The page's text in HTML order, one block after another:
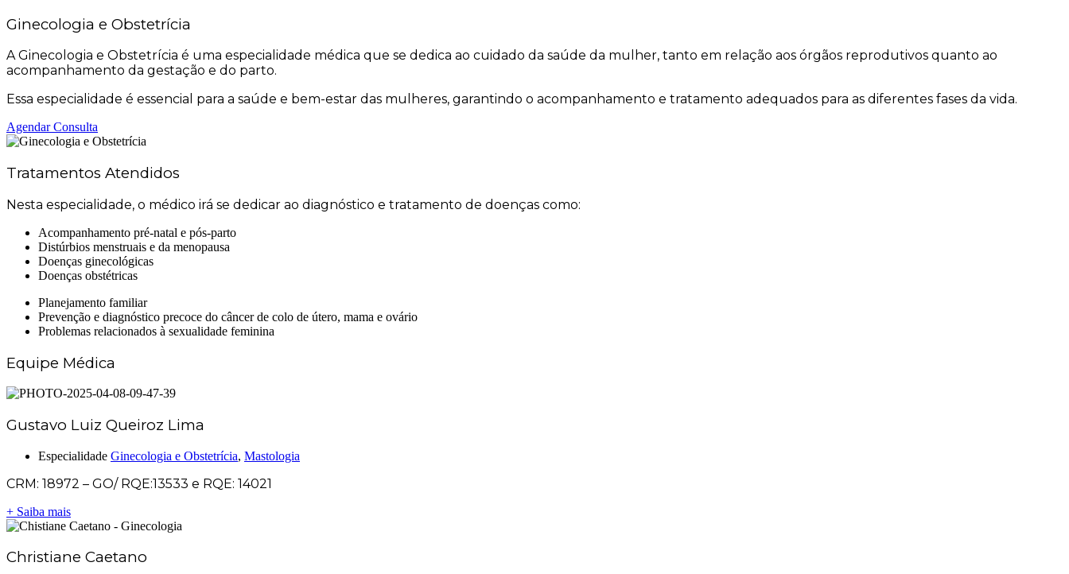
Ginecologia e Obstetrícia
A Ginecologia e Obstetrícia é uma especialidade médica que se dedica ao cuidado da saúde da mulher, tanto em relação aos órgãos reprodutivos quanto ao
acompanhamento da gestação e do parto.
Essa especialidade é essencial para a saúde e bem-estar das mulheres, garantindo o acompanhamento e tratamento adequados para as diferentes fases da vida.
Agendar Consulta
Tratamentos Atendidos
Nesta especialidade, o médico irá se dedicar ao diagnóstico e tratamento de doenças como:
Acompanhamento pré-natal e pós-parto
Distúrbios menstruais e da menopausa
Doenças ginecológicas
Doenças obstétricas
Planejamento familiar
Prevenção e diagnóstico precoce do câncer de colo de útero, mama e ovário
Problemas relacionados à sexualidade feminina
Equipe Médica
Gustavo Luiz Queiroz Lima
Especialidade Ginecologia e Obstetrícia, Mastologia
CRM: 18972 – GO/ RQE:13533 e RQE: 14021
+ Saiba mais
Christiane Caetano